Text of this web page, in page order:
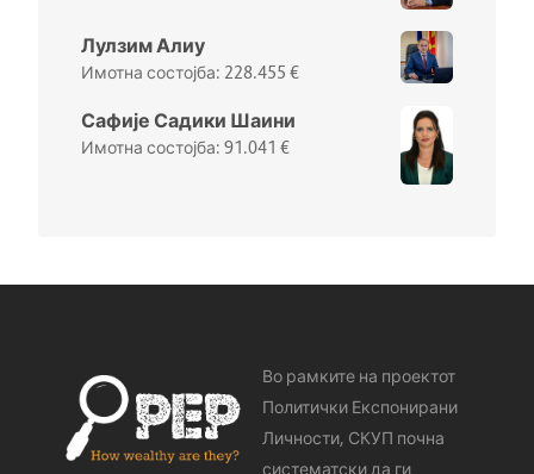
Лулзим Алиу
228.455 €
Сафије Садики Шаини
91.041 €
Во рамките на проектот
Политички Експонирани
Личности, СКУП почна
систематски да ги